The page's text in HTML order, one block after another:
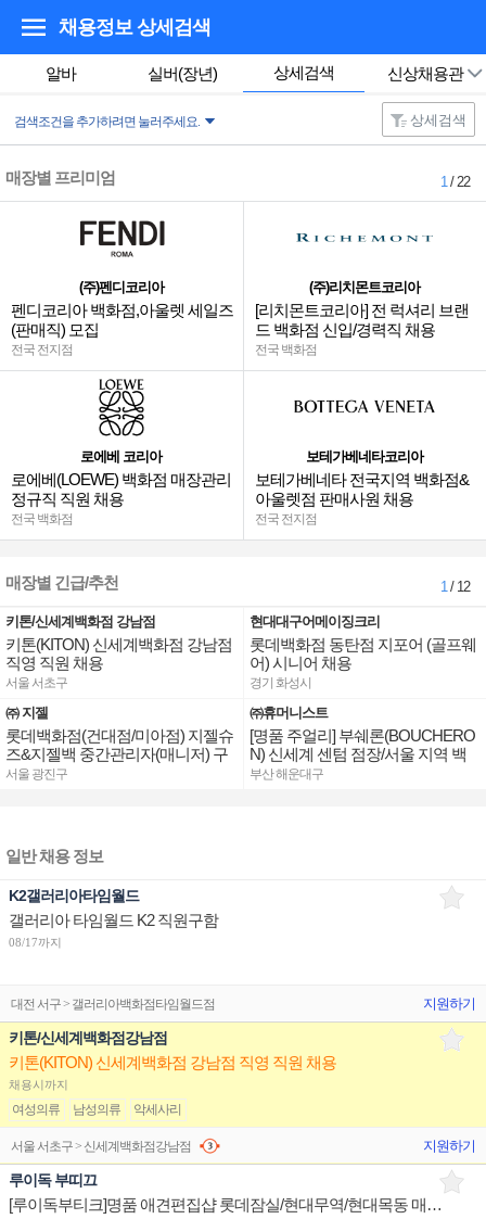
채용정보 상세검색
알바 실버(장년) 상세검색 신상채용관
검색조건을 추가하려면 눌러주세요. 상세검색
매장별 프리미엄 1/ 22
(주)펜디코리아
펜디코리아 백화점,아울렛 세일즈
(판매직) 모집
전국 전지점
로에베 코리아
로에베(LOEWE) 백화점 매장관리
정규직 직원 채용
전국 백화점
(주)리치몬트코리아
[리치몬트코리아] 전 럭셔리 브랜
드 백화점 신입/경력직 채용
전국 백화점
보테가베네타코리아
보테가베네타 전국지역 백화점&
아울렛점 판매사원 채용
전국 전지점
매장별 긴급/추천 1/ 12
키톤/신세계백화점 강남점
키톤(KITON) 신세계백화점 강남점
직영 직원 채용
서울 서초구
㈜ 지젤
롯데백화점(건대점/미아점) 지젤슈
즈&지젤백 중간관리자(매니저) 구
인합니다
서울 광진구
현대대구어메이징크리
롯데백화점 동탄점 지포어 (골프웨
어) 시니어 채용
경기 화성시
㈜휴머니스트
[명품 주얼리] 부쉐론(BOUCHERO
N) 신세계 센텀 점장/서울 지역 백
화점 판매사원 채용
부산 해운대구
일반 채용 정보
K2갤러리아타임월드
갤러리아 타임월드 K2 직원구함
08/17까지
대전 서구 > 갤러리아백화점타임월드점 지원하기
키톤/신세계백화점강남점
키톤(KITON) 신세계백화점 강남점 직영 직원 채용
채용시까지
여성의류 남성의류 악세사리
서울 서초구 > 신세계백화점강남점 지원하기
루이독 부띠끄
[루이독부티크]명품 애견편집샵 롯데잠실/현대무역/현대목동 매니저/시니어/주니어 채용